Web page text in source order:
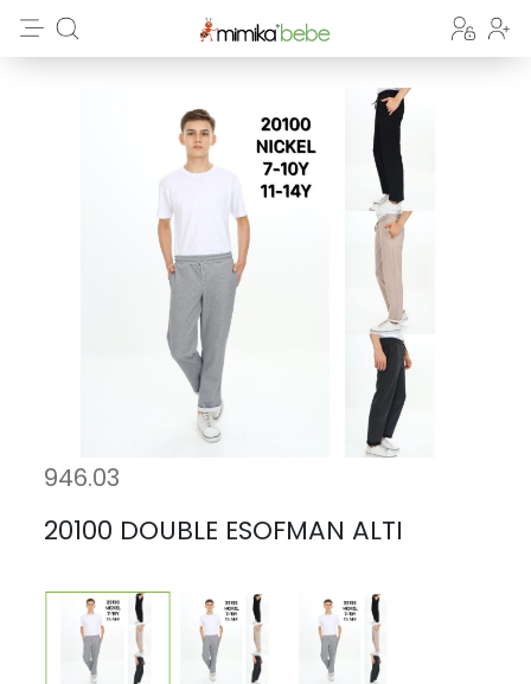
946.03
20100 DOUBLE ESOFMAN ALTI